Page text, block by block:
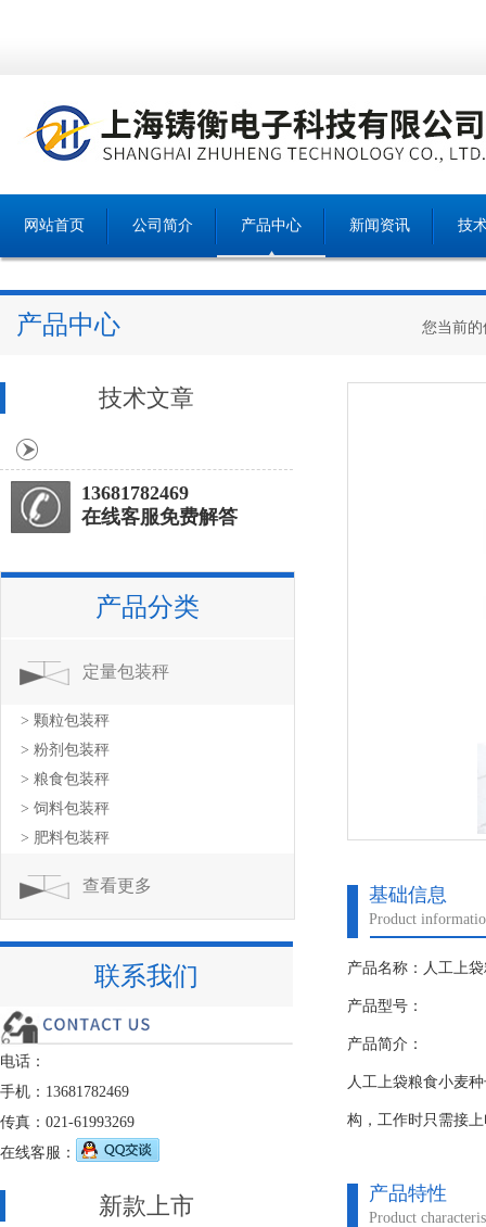
网站首页 公司简介 产品中心 新闻资讯 技
产品中心 您当前
基础信息
Product
产品名称：人工上
产品型号：
产品简介：
人工上袋粮食小麦
构，工作时只需接
产品特性
Product
技术文章
13681782469
在线客服免费解答
产品分类
定量包装秤
> 颗粒包装秤
> 粉剂包装秤
> 粮食包装秤
> 饲料包装秤
> 肥料包装秤
查看更多
联系我们
电话：
手机：13681782469
传真：021-61993269
在线客服：
新款上市